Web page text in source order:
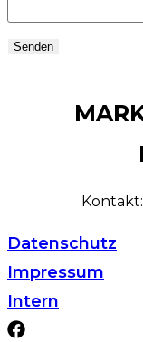
Datenschutz
Impressum
Intern